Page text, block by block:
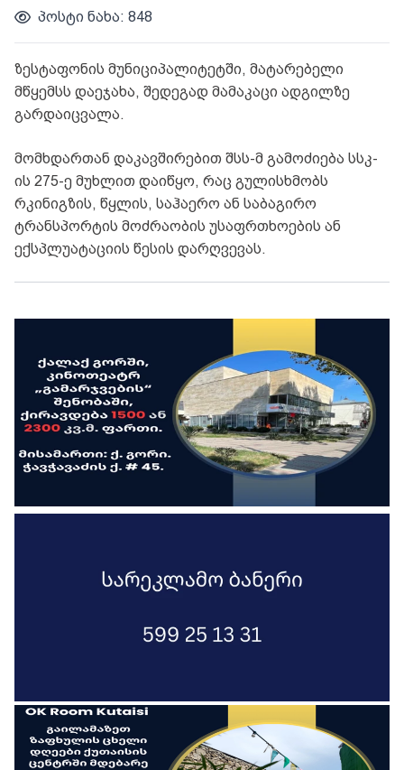
პოსტი ნახა: 848
ზესტაფონის მუნიციპალიტეტში, მატარებელი
მწყემსს დაეჯახა, შედეგად მამაკაცი ადგილზე
გარდაიცვალა.
მომხდართან დაკავშირებით შსს-მ გამოძიება სსკ-
ის 275-ე მუხლით დაიწყო, რაც გულისხმობს
რკინიგზის, წყლის, საჰაერო ან საბაგირო
ტრანსპორტის მოძრაობის უსაფრთხოების ან
ექსპლუატაციის წესის დარღვევას.